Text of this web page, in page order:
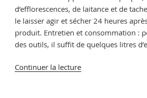
d’efflorescences, de laitance et de
le laisser agir et sécher 24 heures
produit. Entretien et consommation :
des outils, il suffit de quelques litres
Continuer la lecturede